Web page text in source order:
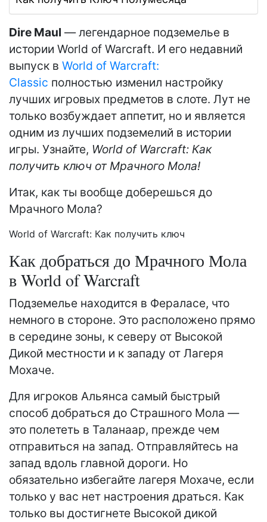
Dire Maul — легендарное подземелье в
истории World of Warcraft. И его недавний
выпуск в World of Warcraft:
Classic полностью изменил настройку
лучших игровых предметов в слоте. Лут не
только возбуждает аппетит, но и является
одним из лучших подземелий в истории
игры. Узнайте, World of Warcraft: Как
получить ключ от Мрачного Мола!
Итак, как ты вообще доберешься до
Мрачного Мола?
World of Warcraft: Как получить ключ
Как добраться до Мрачного Мола
в World of Warcraft
Подземелье находится в Фераласе, что
немного в стороне. Это расположено прямо
в середине зоны, к северу от Высокой
Дикой местности и к западу от Лагеря
Мохаче.
Для игроков Альянса самый быстрый
способ добраться до Страшного Мола —
это полететь в Таланаар, прежде чем
отправиться на запад. Отправляйтесь на
запад вдоль главной дороги. Но
обязательно избегайте лагеря Мохаче, если
только у вас нет настроения драться. Как
только вы достигнете Высокой дикой